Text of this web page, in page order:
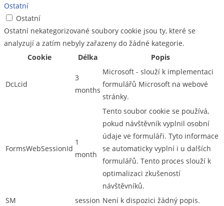
Ostatní
Ostatní
Ostatní nekategorizované soubory cookie jsou ty, které se
analyzují a zatím nebyly zařazeny do žádné kategorie.
Cookie
Délka Popis
DcLcid
3
months
Microsoft - slouží k implementaci
formulářů Microsoft na webové
stránky.
FormsWebSessionId
1
month
Tento soubor cookie se používá,
pokud návštěvník vyplnil osobní
údaje ve formuláři. Tyto informace
se automaticky vyplní i u dalších
formulářů. Tento proces slouží k
optimalizaci zkušeností
návštěvníků.
SM
session Není k dispozici žádný popis.